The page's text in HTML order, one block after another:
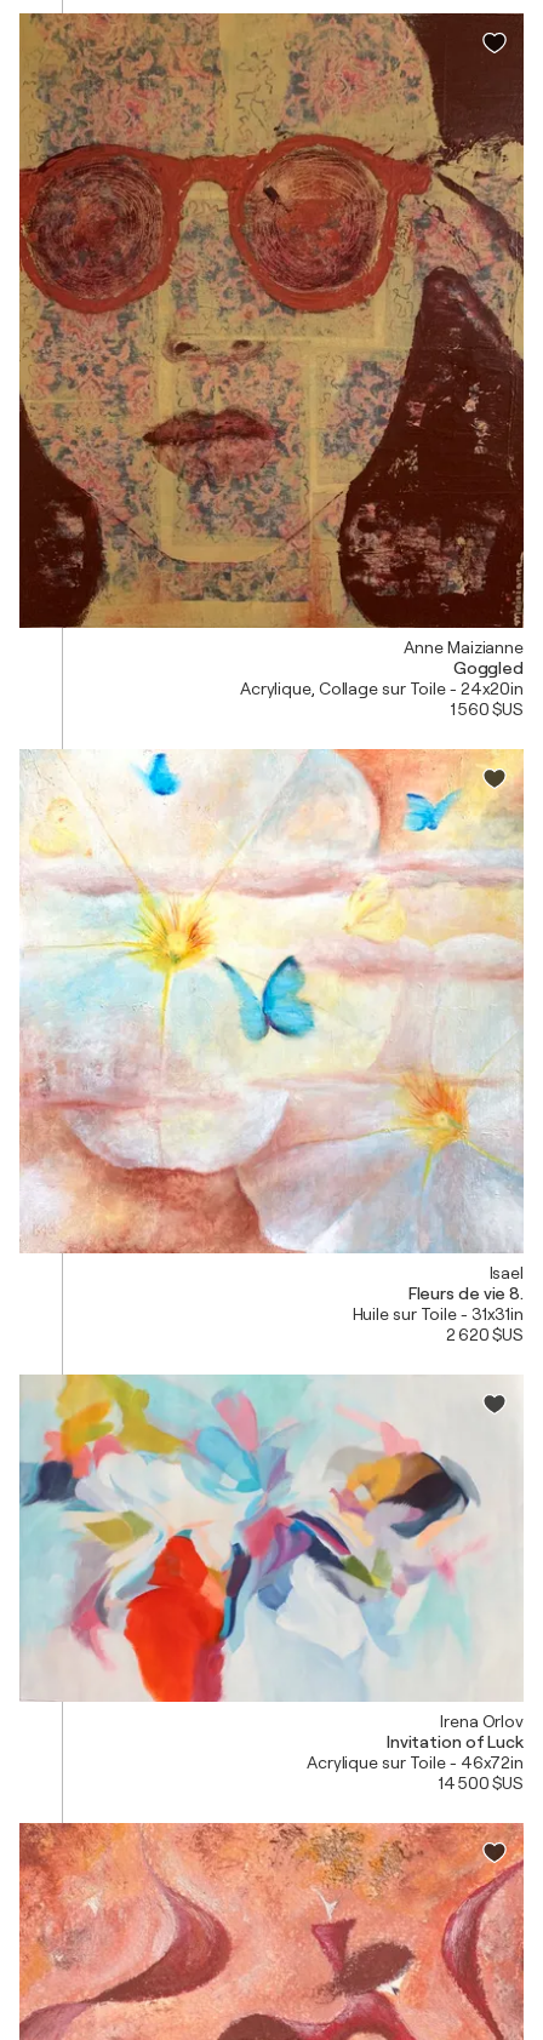
Anne Maizianne
Goggled
Acrylique, Collage sur Toile - 24x20in
1 560 $US
Isael
Fleurs de vie 8.
Huile sur Toile - 31x31in
2 620 $US
Irena Orlov
Invitation of Luck
Acrylique sur Toile - 46x72in
14 500 $US